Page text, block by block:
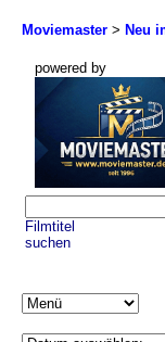
Moviemaster > Neu
powered by
Filmtitel
suchen